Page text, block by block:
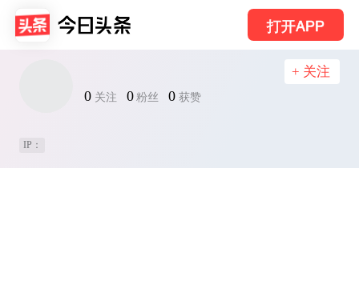
打开APP
0 关注 0 粉丝 0 获赞
+ 关注
IP：